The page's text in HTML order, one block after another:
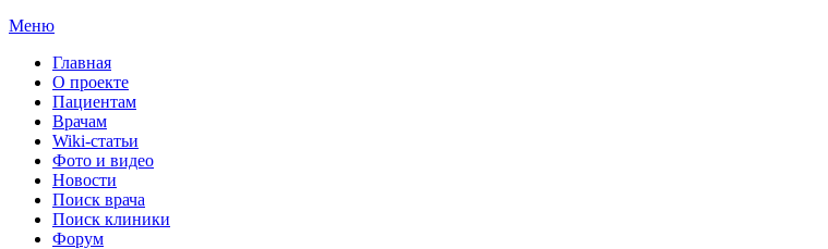
Меню
Главная
О проекте
Пациентам
Врачам
Wiki-статьи
Фото и видео
Новости
Поиск врача
Поиск клиники
Форум